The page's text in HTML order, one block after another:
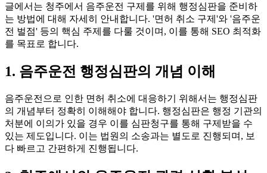
글에서는 청주에서 음주운전 구제를 위해 행정심판을 준비하
는 방법에 대해 자세히 안내합니다. '면허 취소 구제'와 '음주운
전 벌점' 등의 핵심 주제를 다룰 것이며, 이를 통해 SEO 최적화
를 목표로 합니다.
1. 음주운전 행정심판의 개념 이해
음주운전으로 인한 면허 취소에 대응하기 위해서는 행정심판
의 개념부터 정확히 이해해야 합니다. 행정심판은 행정 기관의
처분에 이의가 있을 경우 이를 심판청구를 통해 구제받을 수
있는 제도입니다. 이는 법원의 소송과는 별도로 진행되며, 보
다 빠르고 간편하게 진행됩니다.